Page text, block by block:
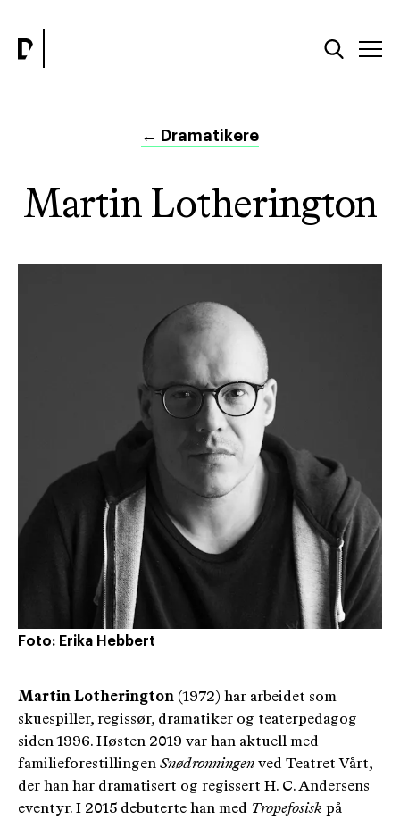
← Dramatikere
Martin Lotherington
Foto: Erika Hebbert
Martin Lotherington (1972) har arbeidet som
skuespiller, regissør, dramatiker og teaterpedagog
siden 1996. Høsten 2019 var han aktuell med
familieforestillingen Snødronningen ved Teatret Vårt,
der han har dramatisert og regissert H. C. Andersens
eventyr. I 2015 debuterte han med Tropefosisk på